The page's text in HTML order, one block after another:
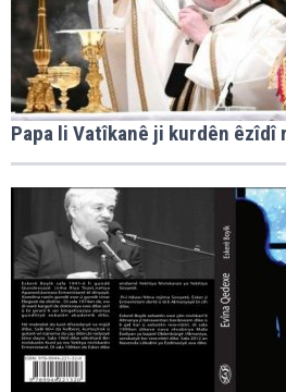
Papa li Vatîkanê ji kurdên êzîdî